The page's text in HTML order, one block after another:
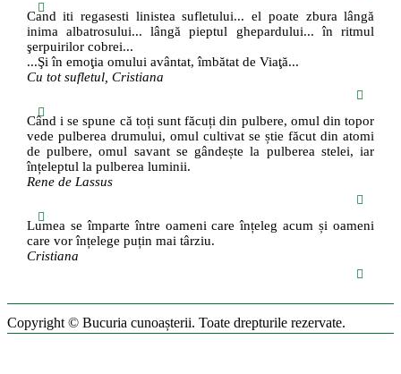
Cand iti regasesti linistea sufletului... el poate zbura lângă
inima albatrosului... lângă pieptul ghepardului... în ritmul
şerpuirilor cobrei...
...Şi în emoţia omului avântat, îmbătat de Viaţă...
Cu tot sufletul, Cristiana
Când i se spune că toți sunt făcuți din pulbere, omul din topor
vede pulberea drumului, omul cultivat se știe făcut din atomi
de pulbere, omul savant se gândește la pulberea stelei, iar
înțeleptul la pulberea luminii.
Rene de Lassus
Lumea se împarte între oameni care înțeleg acum și oameni
care vor înțelege puțin mai târziu.
Cristiana
Copyright © Bucuria cunoașterii. Toate drepturile rezervate.